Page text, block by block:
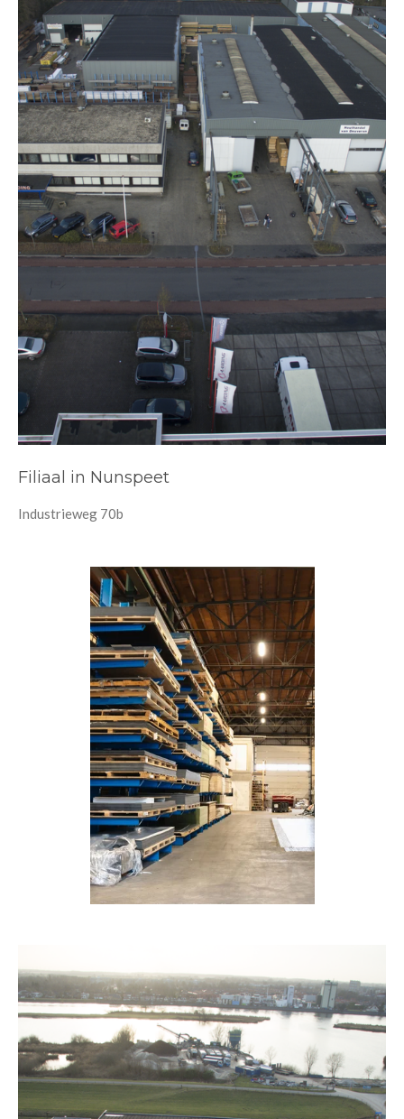
Filiaal in Nunspeet
Industrieweg 70b